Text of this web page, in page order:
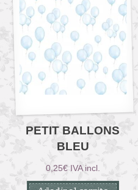
PETIT BALLONS
BLEU
0,25€ IVA incl.